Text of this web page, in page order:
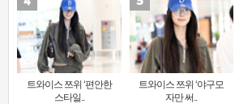
트와이스 쯔위 ‘편안한
스타일..
트와이스 쯔위 ‘야구모
자만 써..